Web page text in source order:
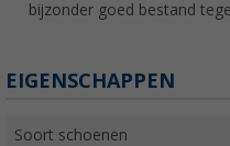
bijzonder goed bestand
EIGENSCHAPPEN
Soort schoenen